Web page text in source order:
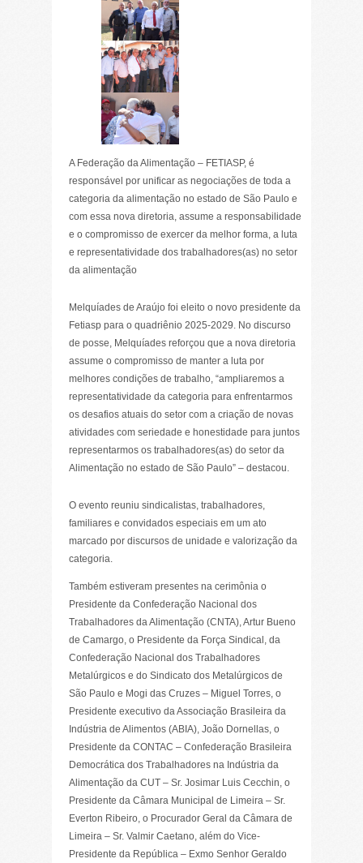
A Federação da Alimentação – FETIASP, é
responsável por unificar as negociações de toda a
categoria da alimentação no estado de São Paulo e
com essa nova diretoria, assume a responsabilidade
e o compromisso de exercer da melhor forma, a luta
e representatividade dos trabalhadores(as) no setor
da alimentação
Melquíades de Araújo foi eleito o novo presidente da
Fetiasp para o quadriênio 2025-2029. No discurso
de posse, Melquíades reforçou que a nova diretoria
assume o compromisso de manter a luta por
melhores condições de trabalho, “ampliaremos a
representatividade da categoria para enfrentarmos
os desafios atuais do setor com a criação de novas
atividades com seriedade e honestidade para juntos
representarmos os trabalhadores(as) do setor da
Alimentação no estado de São Paulo” – destacou.
O evento reuniu sindicalistas, trabalhadores,
familiares e convidados especiais em um ato
marcado por discursos de unidade e valorização da
categoria.
Também estiveram presentes na cerimônia o
Presidente da Confederação Nacional dos
Trabalhadores da Alimentação (CNTA), Artur Bueno
de Camargo, o Presidente da Força Sindical, da
Confederação Nacional dos Trabalhadores
Metalúrgicos e do Sindicato dos Metalúrgicos de
São Paulo e Mogi das Cruzes – Miguel Torres, o
Presidente executivo da Associação Brasileira da
Indústria de Alimentos (ABIA), João Dornellas, o
Presidente da CONTAC – Confederação Brasileira
Democrática dos Trabalhadores na Indústria da
Alimentação da CUT – Sr. Josimar Luis Cecchin, o
Presidente da Câmara Municipal de Limeira – Sr.
Everton Ribeiro, o Procurador Geral da Câmara de
Limeira – Sr. Valmir Caetano, além do Vice-
Presidente da República – Exmo Senhor Geraldo